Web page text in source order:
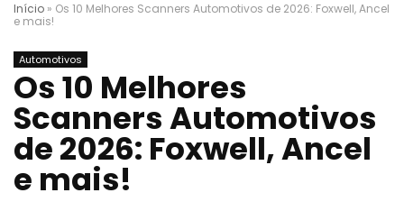
Início » Os 10 Melhores Scanners Automotivos de 2026: Foxwell, Ancel
e mais!
Automotivos
Os 10 Melhores
Scanners Automotivos
de 2026: Foxwell, Ancel
e mais!